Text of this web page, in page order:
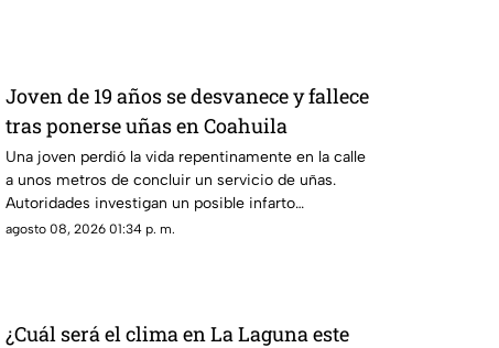
Joven de 19 años se desvanece y fallece
tras ponerse uñas en Coahuila
Una joven perdió la vida repentinamente en la calle
a unos metros de concluir un servicio de uñas.
Autoridades investigan un posible infarto
fulminante.
agosto 08, 2026 01:34 p. m.
¿Cuál será el clima en La Laguna este